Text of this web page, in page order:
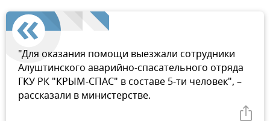
"Для оказания помощи выезжали сотрудники
Алуштинского аварийно-спасательного отряда
ГКУ РК "КРЫМ-СПАС" в составе 5-ти человек", –
рассказали в министерстве.